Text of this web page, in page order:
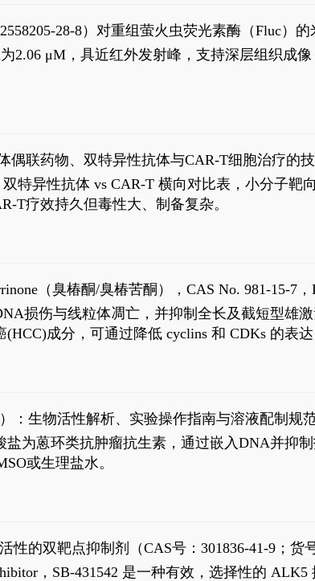
28-8）对重组萤火虫荧光素酶（Fluc）
现活体动物模型中极低给药剂量下的高灵敏度
2.06 μM，具近红外发射峰，支持深层组织成
偶联药物、双特异性抗体与CAR-T细胞治疗的
特异性抗体 vs CAR-T 横向对比表，小分子
T疗效持久但毒性大、制备复杂。
（臭椿酮/臭椿苦酮），CAS No. 981-15-7
损伤与线粒体凋亡，并抑制全长及截短型雄
(HCC)成分，可通过降低 cyclins 和 CDKs 的表
型活性截断AR剪接变体(AR-Vs, AR1-651)的抑
：生物活性解析、实验操作指南与溶液配制规
盐为蒽环类抗肿瘤抗生素，通过嵌入DNA并抑
或生理盐水。
性的双靶点抑制剂（CAS号：301836-41-9；货号
，SB-431542 是一种有效，选择性的